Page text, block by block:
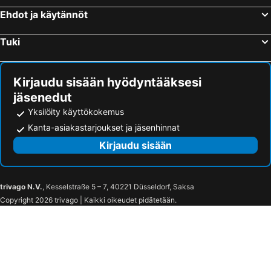
Jumbo Hotel
President Resort Hotel
Komilfo Hotel
Mon Ami Villa
Jolly Alon Hotel
Familion ApartHotel
Style Hotel
MEDELEAN HOTEL
IRIS Hotel
Savoy Hotel
ROCAS Hotel
Moonlight Hotel
Bon Apart Deluxe
Elektromash Hotel
Ehdot ja käytännöt
Tuki
Kirjaudu sisään hyödyntääksesi
jäsenedut
Yksilöity käyttökokemus
Kanta-asiakastarjoukset ja jäsenhinnat
Kirjaudu sisään
trivago N.V., Kesselstraße 5 – 7, 40221 Düsseldorf, Saksa
Copyright 2026 trivago | Kaikki oikeudet pidätetään.